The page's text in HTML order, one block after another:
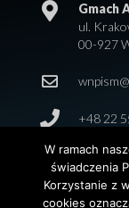
Gmach
ul.
00-927
+48 22
W ramach
świadczenia
Korzystanie z
cookies